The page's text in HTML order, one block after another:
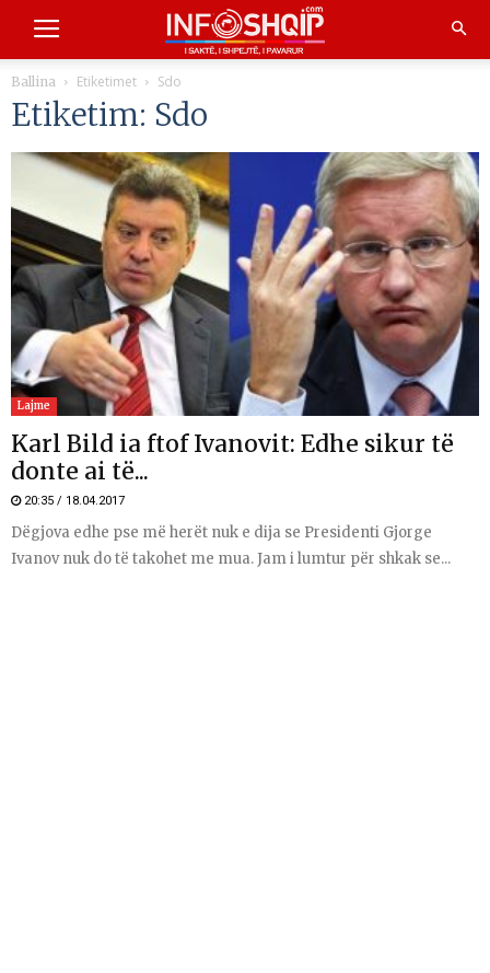
Ballina Etiketimet Sdo
Etiketim: Sdo
Lajme
Karl Bild ia ftof Ivanovit: Edhe sikur të
donte ai të...
20:35 / 18.04.2017
Dëgjova edhe pse më herët nuk e dija se Presidenti Gjorge
Ivanov nuk do të takohet me mua. Jam i lumtur për shkak se...